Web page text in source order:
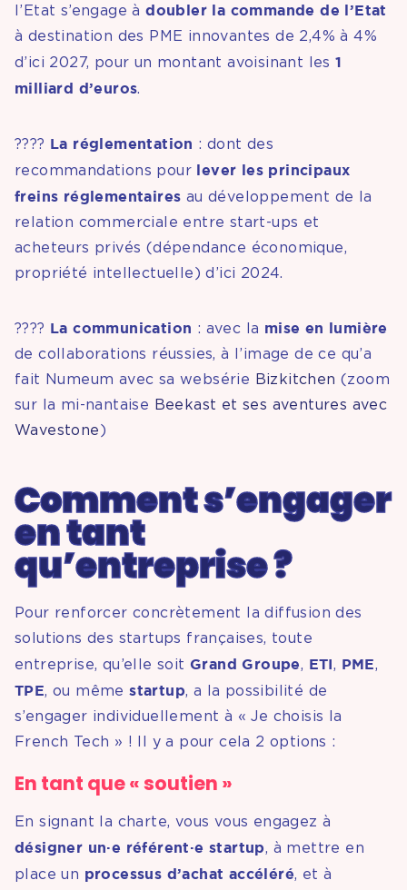
l’Etat s’engage àdoubler la commande de l’Etat
à destination des PME innovantes de 2,4% à 4%
d’ici 2027, pour un montant avoisinant les1
milliard d’euros.
???? La réglementation : dont des
recommandations pour lever les principaux
freins réglementaires au développement de la
relation commerciale entre start-ups et
acheteurs privés (dépendance économique,
propriété intellectuelle) d’ici 2024.
???? La communication : avec la mise en lumière
de collaborations réussies, à l’image de ce qu’a
fait Numeum avec sa websérie
Bizkitchen (zoom
sur la mi-nantaise
Beekast et ses aventures avec
Wavestone)
Comment s’engager
en tant
qu’entreprise ?
Pour renforcer concrètement la diffusion des
solutions des startups françaises, toute
entreprise, qu’elle soit Grand Groupe, ETI, PME,
TPE, ou mêmestartup, a la possibilité de
s’engager individuellement à « Je choisis la
French Tech » ! Il y a pour cela 2 options :
En tant que « soutien »
En signant la charte, vous vous engagez à
désigner un·e référent·e startup, à mettre en
place un processus d’achat accéléré, et à